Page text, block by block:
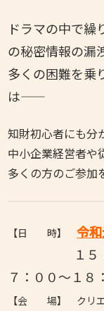
ドラマの中で繰
の秘密情報の漏
多くの困難を乗
は――
知財初心者にも分
中小企業経営者や
多くの方のご参加
【日 時】令
１５：３０
７：００～１
【会 場】 クリエ